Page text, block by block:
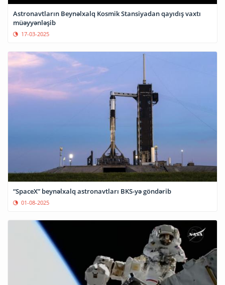
Astronavtların Beynəlxalq Kosmik Stansiyadan qayıdış vaxtı
müəyyənləşib
17-03-2025
“SpaceX” beynəlxalq astronavtları BKS-yə göndərib
01-08-2025